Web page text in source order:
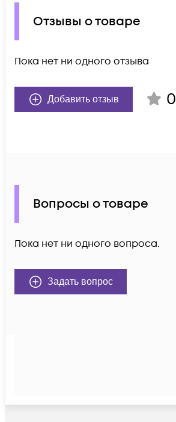
Отзывы о товаре
Пока нет ни одного отзыва
Добавить отзыв 0
Вопросы о товаре
Пока нет ни одного вопроса.
Задать вопрос